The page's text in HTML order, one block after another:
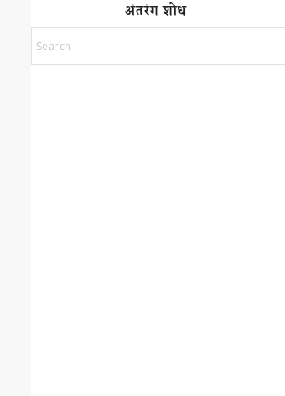
अंतरंग शोध